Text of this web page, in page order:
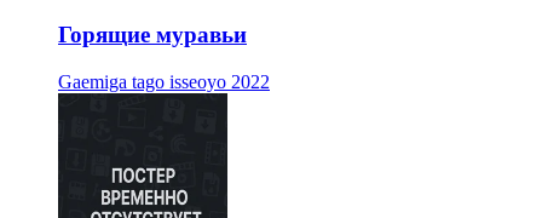
Горящие муравьи
Gaemiga tago isseoyo 2022